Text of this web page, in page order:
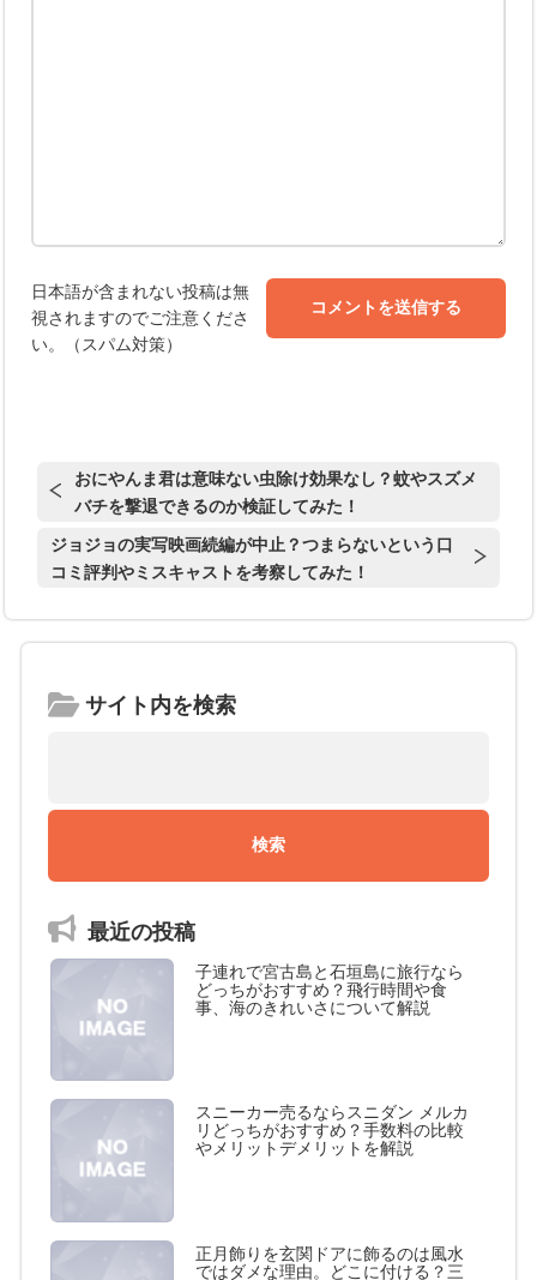
日本語が含まれない投稿は無
視されますのでご注意くださ
い。（スパム対策）
おにやんま君は意味ない虫除け効果なし？蚊やスズメ
バチを撃退できるのか検証してみた！
ジョジョの実写映画続編が中止？つまらないという口
コミ評判やミスキャストを考察してみた！
サイト内を検索
最近の投稿
子連れで宮古島と石垣島に旅行なら
どっちがおすすめ？飛行時間や食
事、海のきれいさについて解説
スニーカー売るならスニダン メルカ
リどっちがおすすめ？手数料の比較
やメリットデメリットを解説
正月飾りを玄関ドアに飾るのは風水
ではダメな理由。どこに付ける？三